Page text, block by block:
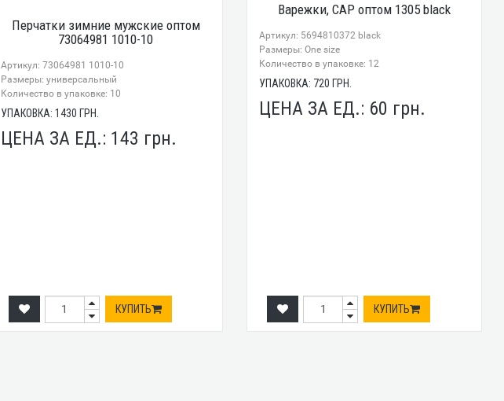
Перчатки зимние мужские оптом
73064981 1010-10
Артикул: 73064981 1010-10
Размеры: универсальный
Количество в упаковке: 10
УПАКОВКА: 1430 ГРН.
ЦЕНА ЗА ЕД.: 143 грн.
КУПИТЬ
Варежки, CAP оптом 1305 black
Артикул: 5694810372 black
Размеры: One size
Количество в упаковке: 12
УПАКОВКА: 720ГРН.
ЦЕНА ЗА ЕД.: 60 грн.
КУПИТЬ